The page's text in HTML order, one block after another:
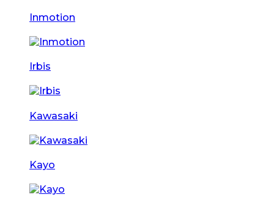
Inmotion
Irbis
Kawasaki
Kayo